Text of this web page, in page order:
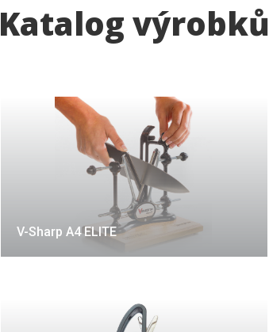
Katalog výrobků
V-Sharp A4 ELITE